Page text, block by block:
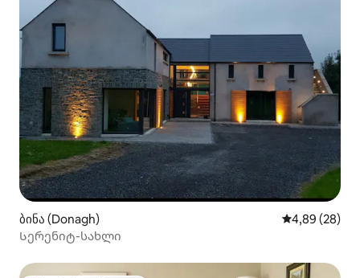
ბინა (Donagh) საშუალო
4,89 (28)
Სერენიტ-სახლი